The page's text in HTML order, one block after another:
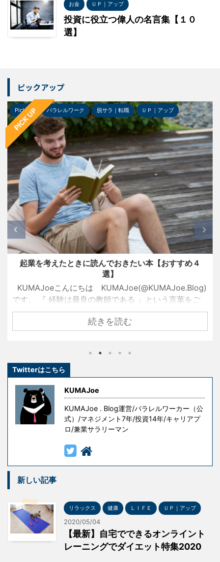
お金 ＵＰ｜アップ
投資に役立つ偉人の名言集【１０
選】
ピックアップ
PICK UP
Pick-up パラレルワーク 脱サラ｜転職 ＵＰ｜アップ
起業を考えたときに読んでおきたい本【おすすめ４
選】
KUMAJoeこんにちは KUMAJoe(@KUMAJoe.Blog)
です。 『 経験は最良の教師である 』という言葉をご
存知でしょうか？ 名経営者として大きな成功を手にし
ている創業者たちも、ずっと順風満帆な人生を送って
ただし授業料が高すぎる 』というものです。 失敗はコ
意味がありますが、無意味な ...
続きを読む
Twitterはこちら
KUMAJoe
KUMAJoe . Blog運営/パラレルワーカー（公
式）/マネジメント7年/投資14年/キャリアプ
ロ/兼業サラリーマン
新しい記事
リラックス 健康 ＬＩＦＥ ＵＰ｜アップ
2020/05/04
【最新】自宅でできるオンライント
レーニングでダイエット特集2020